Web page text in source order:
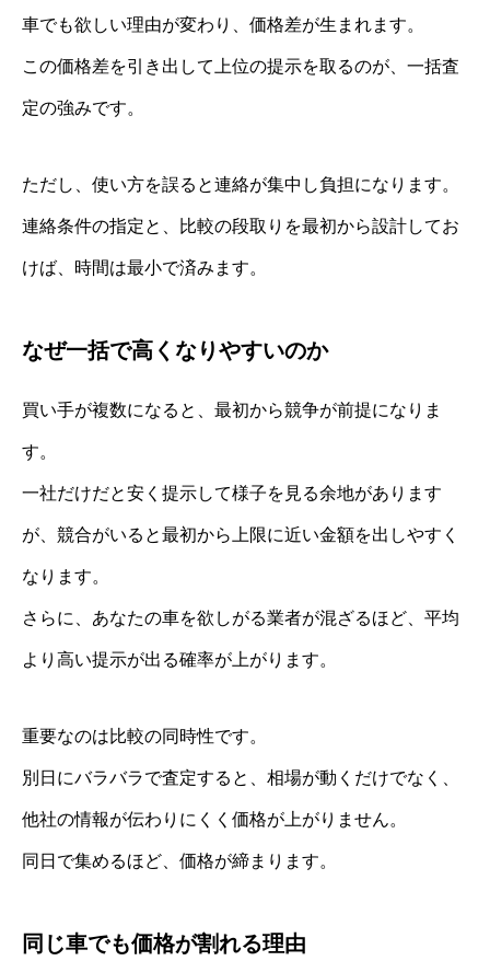
車でも欲しい理由が変わり、価格差が生まれます。
この価格差を引き出して上位の提示を取るのが、一括査
定の強みです。
ただし、使い方を誤ると連絡が集中し負担になります。
連絡条件の指定と、比較の段取りを最初から設計してお
けば、時間は最小で済みます。
なぜ一括で高くなりやすいのか
買い手が複数になると、最初から競争が前提になりま
す。
一社だけだと安く提示して様子を見る余地があります
が、競合がいると最初から上限に近い金額を出しやすく
なります。
さらに、あなたの車を欲しがる業者が混ざるほど、平均
より高い提示が出る確率が上がります。
重要なのは比較の同時性です。
別日にバラバラで査定すると、相場が動くだけでなく、
他社の情報が伝わりにくく価格が上がりません。
同日で集めるほど、価格が締まります。
同じ車でも価格が割れる理由